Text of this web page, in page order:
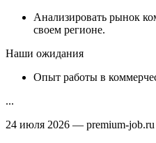
Анализировать рынок
своем регионе.
Наши ожидания
Опыт работы в
...
24 июля 2026 — premium-job.ru